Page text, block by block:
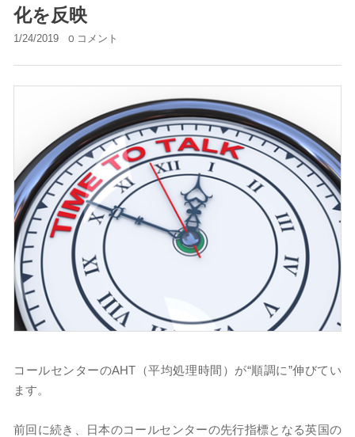
化を反映
1/24/2019 0 コメント
コールセンターのAHT（平均処理時間）が“順調に”伸びてい
ます。
前回に続き、日本のコールセンターの先行指標となる英国の